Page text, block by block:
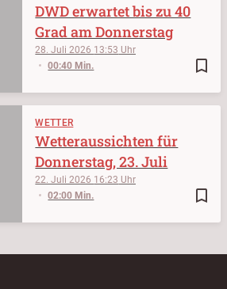
bookmark_border
28. Juli 2026 13:53
00:40 Min.
DWD erwartet bis zu 40
Grad am Donnerstag
WETTER
bookmark_border
22. Juli 2026 16:23
02:00 Min.
Wetteraussichten für
Donnerstag, 23. Juli